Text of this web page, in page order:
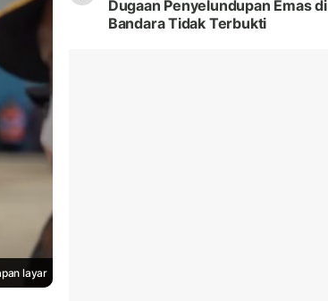
layar
Dugaan Penyelundupan Emas di
Bandara Tidak Terbukti